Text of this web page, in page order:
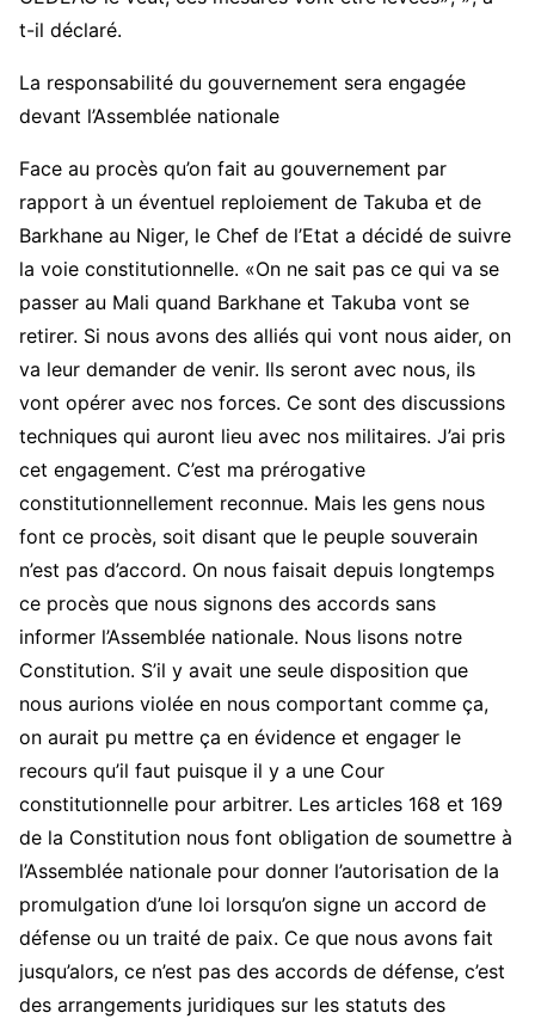
t-il déclaré.
La responsabilité du gouvernement sera engagée
devant l’Assemblée nationale
Face au procès qu’on fait au gouvernement par
rapport à un éventuel reploiement de Takuba et de
Barkhane au Niger, le Chef de l’Etat a décidé de suivre
la voie constitutionnelle. «On ne sait pas ce qui va se
passer au Mali quand Barkhane et Takuba vont se
retirer. Si nous avons des alliés qui vont nous aider, on
va leur demander de venir. Ils seront avec nous, ils
vont opérer avec nos forces. Ce sont des discussions
techniques qui auront lieu avec nos militaires. J’ai pris
cet engagement. C’est ma prérogative
constitutionnellement reconnue. Mais les gens nous
font ce procès, soit disant que le peuple souverain
n’est pas d’accord. On nous faisait depuis longtemps
ce procès que nous signons des accords sans
informer l’Assemblée nationale. Nous lisons notre
Constitution. S’il y avait une seule disposition que
nous aurions violée en nous comportant comme ça,
on aurait pu mettre ça en évidence et engager le
recours qu’il faut puisque il y a une Cour
constitutionnelle pour arbitrer. Les articles 168 et 169
de la Constitution nous font obligation de soumettre à
l’Assemblée nationale pour donner l’autorisation de la
promulgation d’une loi lorsqu’on signe un accord de
défense ou un traité de paix. Ce que nous avons fait
jusqu’alors, ce n’est pas des accords de défense, c’est
des arrangements juridiques sur les statuts des